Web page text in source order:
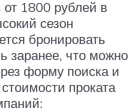
1800 рублей в
сезон
бронировать
заранее, что можно
форму поиска и
проката